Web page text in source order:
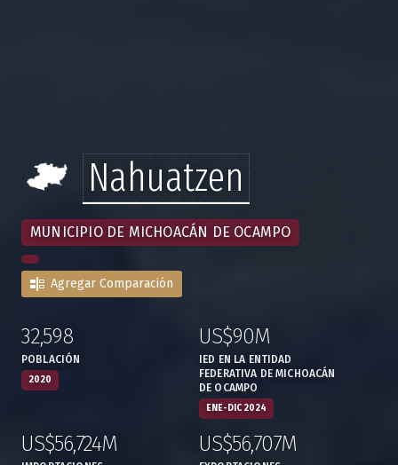
Nahuatzen
MUNICIPIO DE MICHOACÁN DE OCAMPO
Agregar Comparación
2020
:32,598
POBLACIÓN
ENE-DIC 2024
:US$90M
IED EN LA ENTIDAD
FEDERATIVA DE MICHOACÁN
DE OCAMPO
:US$56,724M :US$56,707M